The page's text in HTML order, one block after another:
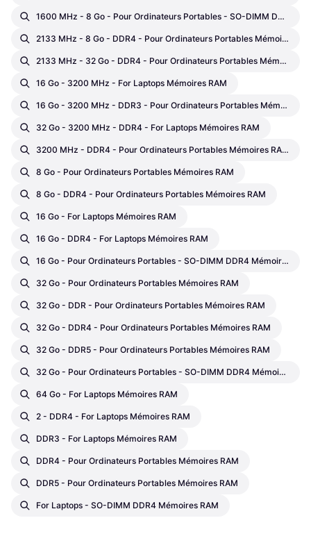
1600 MHz - 8 Go - Pour Ordinateurs Portables - SO-DIMM DDR3L Mémoires RAM
2133 MHz - 8 Go - DDR4 - Pour Ordinateurs Portables Mémoires RAM
2133 MHz - 32 Go - DDR4 - Pour Ordinateurs Portables Mémoires RAM
16 Go - 3200 MHz - For Laptops Mémoires RAM
16 Go - 3200 MHz - DDR3 - Pour Ordinateurs Portables Mémoires RAM
32 Go - 3200 MHz - DDR4 - For Laptops Mémoires RAM
3200 MHz - DDR4 - Pour Ordinateurs Portables Mémoires RAM
8 Go - Pour Ordinateurs Portables Mémoires RAM
8 Go - DDR4 - Pour Ordinateurs Portables Mémoires RAM
16 Go - For Laptops Mémoires RAM
16 Go - DDR4 - For Laptops Mémoires RAM
16 Go - Pour Ordinateurs Portables - SO-DIMM DDR4 Mémoires RAM
32 Go - Pour Ordinateurs Portables Mémoires RAM
32 Go - DDR - Pour Ordinateurs Portables Mémoires RAM
32 Go - DDR4 - Pour Ordinateurs Portables Mémoires RAM
32 Go - DDR5 - Pour Ordinateurs Portables Mémoires RAM
32 Go - Pour Ordinateurs Portables - SO-DIMM DDR4 Mémoires RAM
64 Go - For Laptops Mémoires RAM
2 - DDR4 - For Laptops Mémoires RAM
DDR3 - For Laptops Mémoires RAM
DDR4 - Pour Ordinateurs Portables Mémoires RAM
DDR5 - Pour Ordinateurs Portables Mémoires RAM
For Laptops - SO-DIMM DDR4 Mémoires RAM